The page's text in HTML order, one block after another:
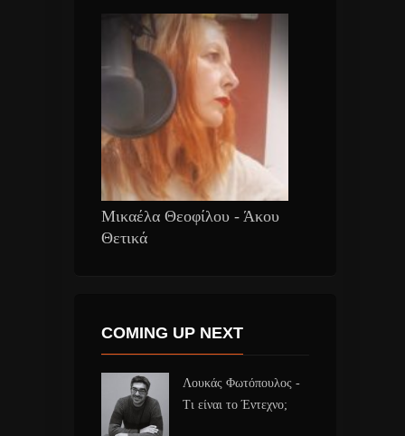
Μικαέλα Θεοφίλου - Άκου
Θετικά
COMING UP NEXT
Λουκάς Φωτόπουλος -
Τι είναι το Έντεχνο;